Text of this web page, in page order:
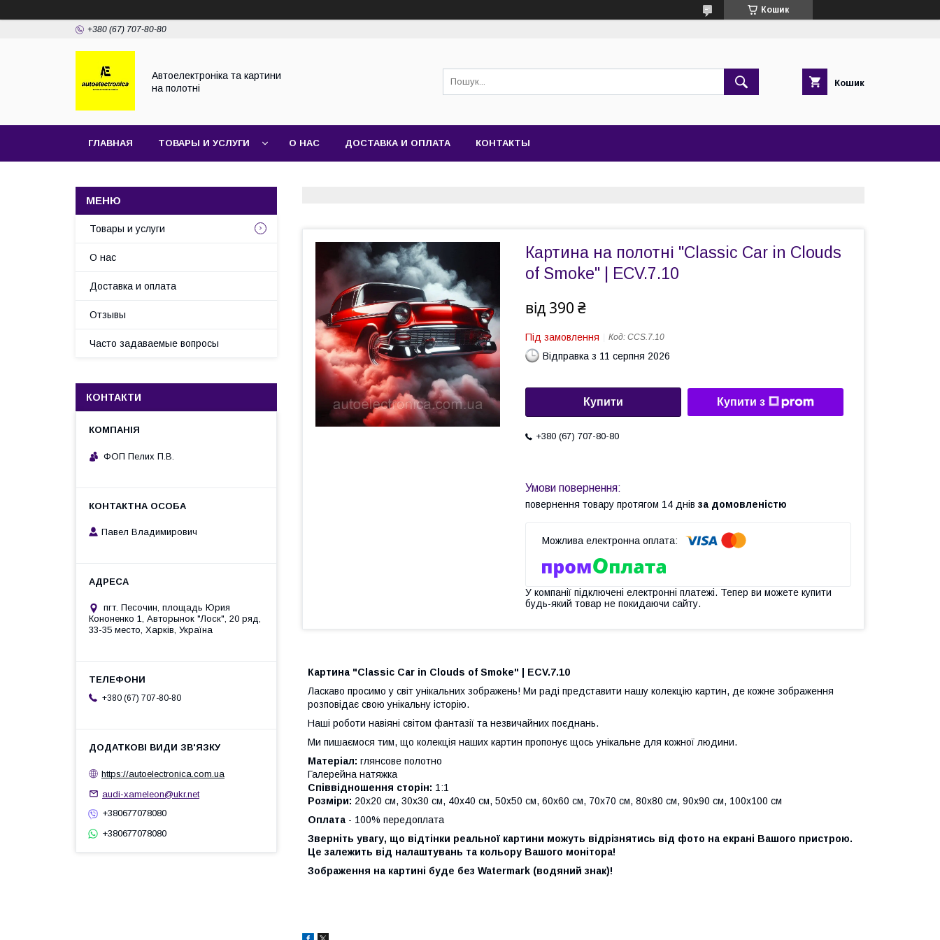
Кошик
+380 (67) 707-80-80
Автоелектроніка та картини
на полотні
Кошик
ГЛАВНАЯ ТОВАРЫ И УСЛУГИ О НАС ДОСТАВКА И ОПЛАТА КОНТАКТЫ
Картина на полотні "Classic Сar in Сlouds
of Smoke" | ECV.7.10
від 390 ₴
Під замовлення Код: CCS.7.10
Відправка з 11 серпня 2026
Купити Купити з
+380 (67) 707-80-80
повернення товару протягом 14 днів за домовленістю
У компанії підключені електронні платежі. Тепер ви можете купити
будь-який товар не покидаючи сайту.
Картина "Classic Car in Clouds of Smoke" |
ECV.7.10
Ласкаво просимо у світ унікальних зображень! Ми раді представити нашу колекцію картин, де кожне зображення
розповідає свою унікальну історію.
Наші роботи навіяні світом фантазії та незвичайних поєднань.
Ми пишаємося тим, що колекція наших картин пропонує щось унікальне для кожної людини.
Матеріал: глянсове полотно
Галерейна натяжка
Співвідношення сторін: 1:1
Розміри: 20х20 см, 30х30 см, 40х40 см, 50х50 см, 60х60 см, 70х70 см, 80х80 см, 90х90 см, 100х100 см
Оплата - 100% передоплата
Зверніть увагу, що відтінки реальної картини можуть відрізнятись від фото на екрані Вашого пристрою.
Це залежить від налаштувань та кольору Вашого монітора!
Зображення на картині буде без Watermark (водяний знак)!
Товары и услуги
О нас
Доставка и оплата
Отзывы
Часто задаваемые вопросы
КОНТАКТИ
ФОП Пелих П.В.
Павел Владимирович
пгт. Песочин, площадь Юрия
Кононенко 1, Авторынок "Лоск", 20 ряд,
33-35 место, Харків, Україна
+380 (67) 707-80-80
https://autoelectronica.com.ua
audi-xameleon@ukr.net
+380677078080
+380677078080